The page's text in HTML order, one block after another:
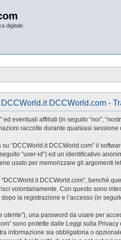
digitale.
DCCWorld.it DCCWorld.com -
eventuali affiliati (in seguito “noi”,
raccolte durante qualsiasi
“DCCWorld.it DCCWorld.com” il
“user-id”) ed un identificativo
usato per memorizzare gli
DCCWorld.com”, benché
volontariamente. Con questo sono
la registrazione e l’accesso (in
una password da usare per
sono protette dalle Leggi sulla
informazione sia obbligatoria o